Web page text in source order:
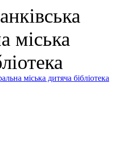
міська дитяча бібліотека